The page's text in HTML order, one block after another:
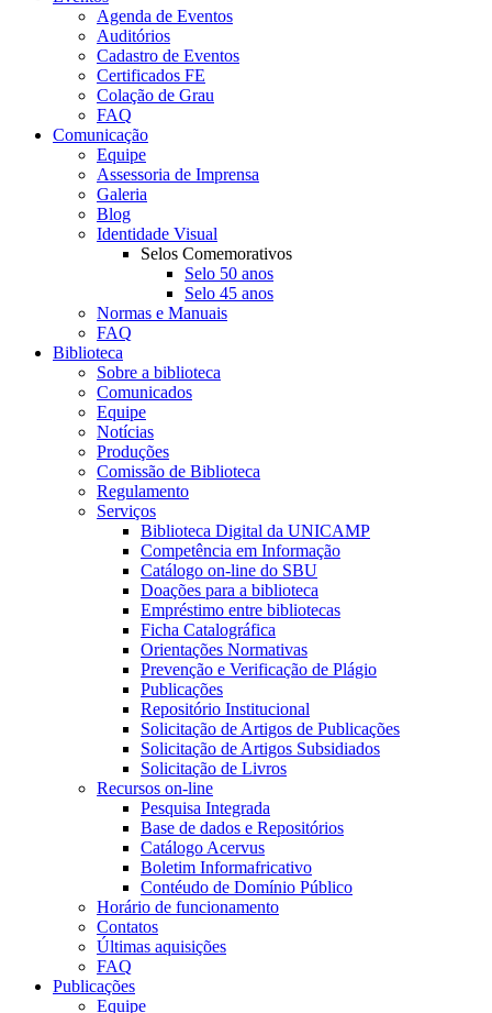
Agenda de Eventos
Auditórios
Cadastro de Eventos
Certificados FE
Colação de Grau
FAQ
Comunicação
Equipe
Assessoria de Imprensa
Galeria
Blog
Identidade Visual
Selos Comemorativos
Selo 50 anos
Selo 45 anos
Normas e Manuais
FAQ
Biblioteca
Sobre a biblioteca
Comunicados
Equipe
Notícias
Produções
Comissão de Biblioteca
Regulamento
Serviços
Biblioteca Digital da UNICAMP
Competência em Informação
Catálogo on-line do SBU
Doações para a biblioteca
Empréstimo entre bibliotecas
Ficha Catalográfica
Orientações Normativas
Prevenção e Verificação de Plágio
Publicações
Repositório Institucional
Solicitação de Artigos de Publicações
Solicitação de Artigos Subsidiados
Solicitação de Livros
Recursos on-line
Pesquisa Integrada
Base de dados e Repositórios
Catálogo Acervus
Boletim Informafricativo
Contéudo de Domínio Público
Horário de funcionamento
Contatos
Últimas aquisições
FAQ
Publicações
Equipe